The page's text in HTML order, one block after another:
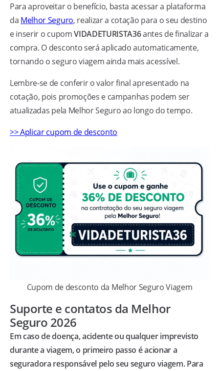
Para aproveitar o benefício, basta acessar a plataforma
da Melhor Seguro, realizar a cotação para o seu destino
e inserir o cupomVIDADETURISTA36antes de finalizar a
compra. O desconto será aplicado automaticamente,
tornando o seguro viagem ainda mais acessível.
Lembre-se de conferir o valor final apresentado na
cotação, pois promoções e campanhas podem ser
atualizadas pela Melhor Seguro ao longo do tempo.
>> Aplicar cupom de desconto
Cupom de desconto da Melhor Seguro Viagem
Suporte e contatos da Melhor
Seguro 2026
Em caso de doença, acidente ou qualquer imprevisto
durante a viagem, o primeiro passo é acionar a
seguradora responsável pelo seu seguro viagem. Para